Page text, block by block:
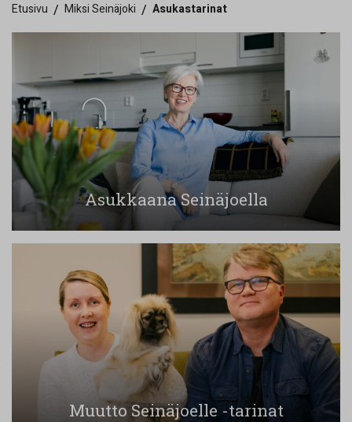
Etusivu / Miksi Seinäjoki / Asukastarinat
Asukkaana Seinäjoella
Muutto Seinäjoelle -tarinat